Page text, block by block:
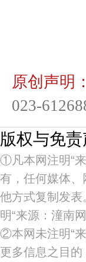
原创声明：
023-
版权与免责
①凡本网注明“
有，任何媒体
他方式复制发
明“来源：潼南
②本网未注明“
更多信息之目